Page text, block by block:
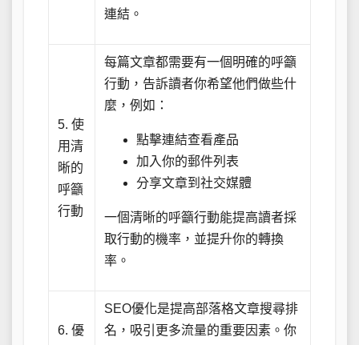
連結。
5. 使
用清
晰的
呼籲
行動
每篇文章都需要有一個明確的呼籲
行動，告訴讀者你希望他們做些什
麼，例如：
點擊連結查看產品
加入你的郵件列表
分享文章到社交媒體
一個清晰的呼籲行動能提高讀者採
取行動的機率，並提升你的轉換
率。
6. 優
SEO優化是提高部落格文章搜尋排
名，吸引更多流量的重要因素。你